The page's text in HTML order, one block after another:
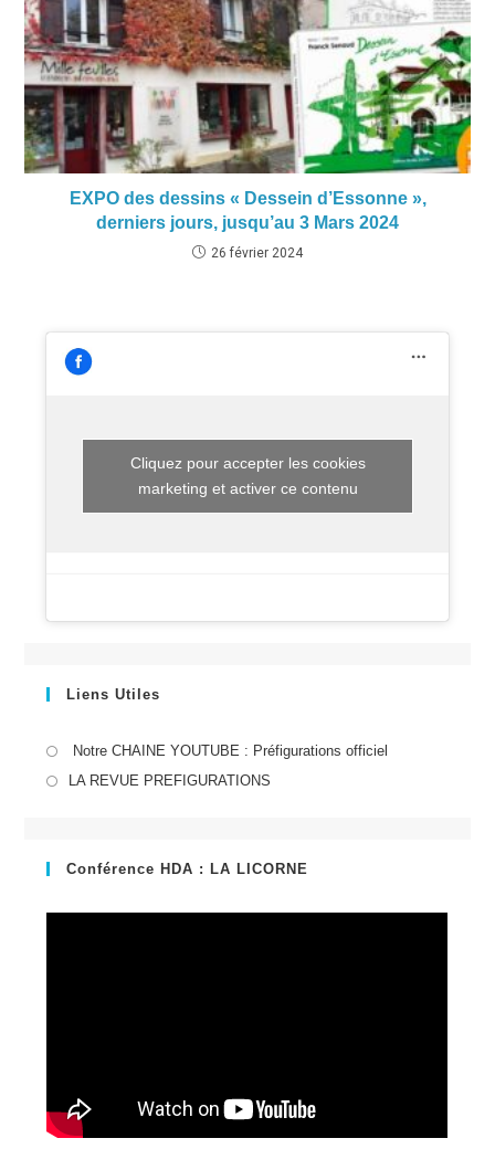
EXPO des dessins « Dessein d’Essonne »,
derniers jours, jusqu’au 3 Mars 2024
26 février 2024
Cliquez pour accepter les cookies
marketing et activer ce contenu
Liens Utiles
Notre CHAINE YOUTUBE : Préfigurations officiel
LA REVUE PREFIGURATIONS
nouvel
Conférence HDA : LA LICORNE